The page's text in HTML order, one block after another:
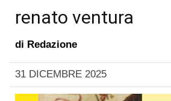
renato ventura
di Redazione
31 DICEMBRE 2025